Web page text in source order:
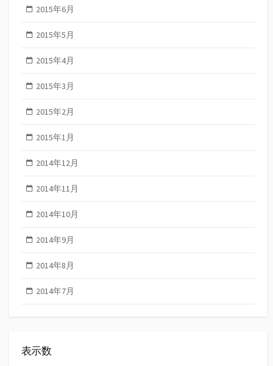
2015年6月
2015年5月
2015年4月
2015年3月
2015年2月
2015年1月
2014年12月
2014年11月
2014年10月
2014年9月
2014年8月
2014年7月
表示数